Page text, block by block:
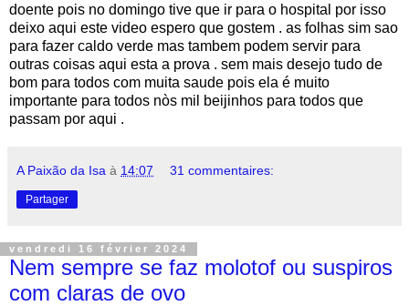
doente pois no domingo tive que ir para o hospital por isso
deixo aqui este video espero que gostem . as folhas sim sao
para fazer caldo verde mas tambem podem servir para
outras coisas aqui esta a prova . sem mais desejo tudo de
bom para todos com muita saude pois ela é muito
importante para todos nòs mil beijinhos para todos que
passam por aqui .
A Paixão da Isa à 14:07 31 commentaires:
Partager
vendredi 16 février 2024
Nem sempre se faz molotof ou suspiros
com claras de ovo